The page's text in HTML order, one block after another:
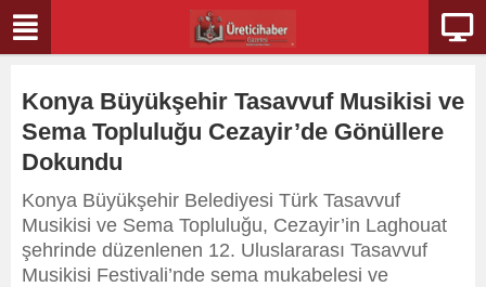
Konya Büyükşehir Tasavvuf Musikisi ve
Sema Topluluğu Cezayir’de Gönüllere
Dokundu
Konya Büyükşehir Belediyesi Türk Tasavvuf
Musikisi ve Sema Topluluğu, Cezayir’in Laghouat
şehrinde düzenlenen 12. Uluslararası Tasavvuf
Musikisi Festivali’nde sema mukabelesi ve